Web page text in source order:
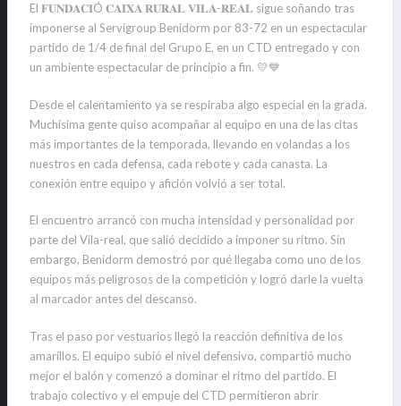
El 𝐅𝐔𝐍𝐃𝐀𝐂𝐈Ó 𝐂𝐀𝐈𝐗𝐀 𝐑𝐔𝐑𝐀𝐋 𝐕𝐈𝐋𝐀-𝐑𝐄𝐀𝐋 sigue soñando tras
imponerse al Servigroup Benidorm por 83-72 en un espectacular
partido de 1/4 de final del Grupo E, en un CTD entregado y con
un ambiente espectacular de principio a fin. 💛💙
Desde el calentamiento ya se respiraba algo especial en la grada.
Muchísima gente quiso acompañar al equipo en una de las citas
más importantes de la temporada, llevando en volandas a los
nuestros en cada defensa, cada rebote y cada canasta. La
conexión entre equipo y afición volvió a ser total.
El encuentro arrancó con mucha intensidad y personalidad por
parte del Vila-real, que salió decidido a imponer su ritmo. Sin
embargo, Benidorm demostró por qué llegaba como uno de los
equipos más peligrosos de la competición y logró darle la vuelta
al marcador antes del descanso.
Tras el paso por vestuarios llegó la reacción definitiva de los
amarillos. El equipo subió el nivel defensivo, compartió mucho
mejor el balón y comenzó a dominar el ritmo del partido. El
trabajo colectivo y el empuje del CTD permitieron abrir